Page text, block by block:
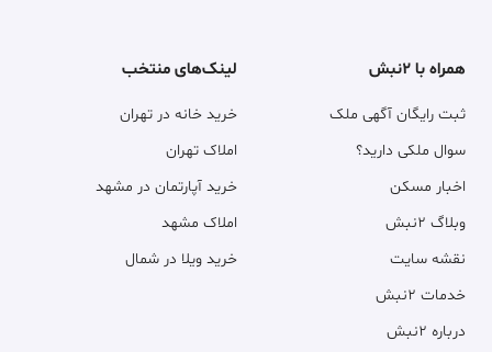
همراه با ۲نبش
ثبت رایگان آگهی ملک
سوال ملکی دارید؟
اخبار مسکن
وبلاگ ۲نبش
نقشه سایت
خدمات ۲نبش
درباره ۲نبش
لینک‌های منتخب
خرید خانه در تهران
املاک تهران
خرید آپارتمان در مشهد
املاک مشهد
خرید ویلا در شمال